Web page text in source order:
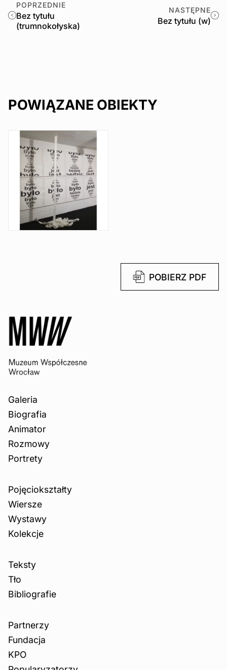
POPRZEDNIE
Bez tytułu
(trumnokołyska)
NASTĘPNE
Bez tytułu (w)
POWIĄZANE OBIEKTY
POBIERZ PDF
Galeria
Biografia
Animator
Rozmowy
Portrety
Pojęciokształty
Wiersze
Wystawy
Kolekcje
Teksty
Tło
Bibliografie
Partnerzy
Fundacja
KPO